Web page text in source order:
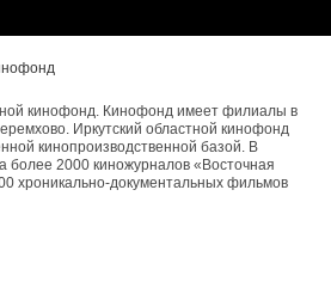
кинофонд. Кинофонд имеет филиалы в
Иркутский областной кинофонд
кинопроизводственной базой. В
более 2000 киножурналов «Восточная
хроникально-документальных фильмов